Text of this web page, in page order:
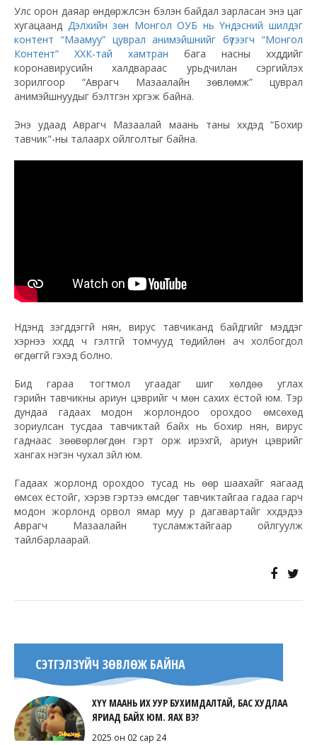
Улс орон даяар өндөржүүлсэн бэлэн байдал зарласан энэ цаг
хугацаанд Дэлхийн зөн Монгол ОУБ нь Үндэсний шилдэг
контент “Маамуу” цуврал анимэйшнийг бүтээгч “Монгол
Контент” ХХК-тай хамтран бага насны хүүхдүүдийг
коронавирусийн халдвараас урьдчилан сэргийлэх
зорилгоор “Аврагч Мазаалайн зөвлөмж” цуврал
анимэйшнуудыг бэлтгэн хүргэж байна.
Энэ удаад Аврагч Мазаалай маань таны хүүхдэд “Бохир
тавчик"-ны талаарх ойлголтыг байна.
Нүдэнд үзэгддэггүй нян, вирус тавчиканд байдгийг мэддэг
хэрнээ хүүхдүүд ч гэлтгүй томчууд төдийлөн ач холбогдол
өгдөггүй гэхэд болно.
Бид гараа тогтмол угаадаг шиг хөлдөө углах
гэрийн тавчикны ариун цэврийг ч мөн сахих ёстой юм. Тэр
дундаа гадаах модон жорлондоо орохдоо өмсөхөд
зориулсан тусдаа тавчиктай байх нь бохир нян, вирус
гаднаас зөөвөрлөгдөн гэрт орж ирэхгүй, ариун цэврийг
хангах нэгэн чухал зүйл юм.
Гадаах жорлонд орохдоо тусад нь өөр шаахайг яагаад
өмсөх ёстойг, хэрэв гэртээ өмсдөг тавчиктайгаа гадаа гарч
модон жорлонд орвол ямар муу үр дагавартайг хүүхдэдээ
Аврагч Мазаалайн тусламжтайгаар ойлгуулж
тайлбарлаарай.
СЭТГЭЛЗҮЙЧ ЗӨВЛӨЖ БАЙНА
ХҮҮ МААНЬ ИХ УУР БУХИМДАЛТАЙ, БАС ХУДЛАА
ЯРИАД БАЙХ ЮМ. ЯАХ ВЭ?
2025 он 02 сар 24